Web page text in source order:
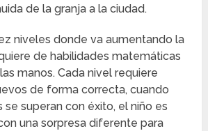
de la granja a la ciudad.
niveles donde va aumentando la
de habilidades matemáticas
manos. Cada nivel requiere
de forma correcta, cuando
superan con éxito, el niño es
una sorpresa diferente para